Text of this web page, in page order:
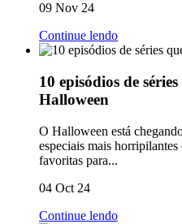
09 Nov 24
Continue lendo
10 episódios de
Halloween
O Halloween está
especiais mais horripilantes
favoritas para...
04 Oct 24
Continue lendo